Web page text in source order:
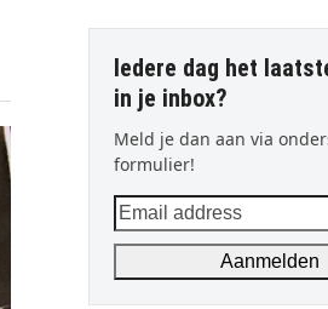
Iedere dag het
in je inbox?
Meld je dan aan via
formulier!
Email
address
Aanmelden